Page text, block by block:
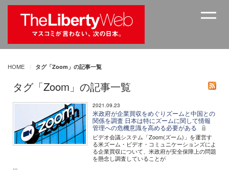
HOME タグ「Zoom」の記事一覧
タグ「Zoom」の記事一覧
2021.09.23
米政府が企業買収をめぐりズームと中国との
関係を調査 日本は特にズームに関して情報
管理への危機意識を高める必要がある
ビデオ会議システム「Zoom(ズーム)」を運営す
る米ズーム・ビデオ・コミュニケーションズによ
る企業買収について、米政府が安全保障上の問題
を懸念し調査していることが
...